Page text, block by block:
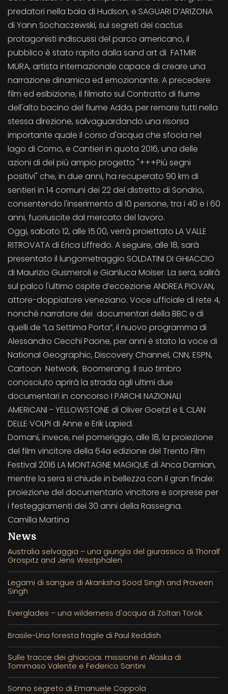
predatori nella baia di Hudson, e SAGUARI D’ARIZONA
di Yann Sochaczewski, sui segreti dei cactus
protagonisti indiscussi del parco americano, il
pubblico è stato rapito dalla sand art di FATMIR
MURA, artista internazionale capace di creare una
narrazione dinamica ed emozionante. A precedere
film ed esibizione, il filmato sul Contratto di fiume
dell'alto bacino del fiume Adda, per remare tutti nella
stessa direzione, salvaguardando una risorsa
importante quale il corso d'acqua che sfocia nel
lago di Como, e Cantieri in quota 2016, una delle
azioni di del più ampio progetto "+++Più segni
positivi" che, in due anni, ha recuperato 90 km di
sentieri in 14 comuni dei 22 del distretto di Sondrio,
consentendo l'inserimento di 10 persone, tra i 40 e i 60
anni, fuoriuscite dal mercato del lavoro.
Oggi, sabato 12, alle 15.00, verrà proiettato LA VALLE
RITROVATA di Erica Liffredo. A seguire, alle 18, sarà
presentato il lungometraggio SOLDATINI DI GHIACCIO
di Maurizio Gusmeroli e Gianluca Moiser. La sera, salirà
sul palco l'ultimo ospite d’eccezione ANDREA PIOVAN,
attore-doppiatore veneziano. Voce ufficiale di rete 4,
nonché narratore dei documentari della BBC e di
quelli de “La Settima Porta”, il nuovo programma di
Alessandro Cecchi Paone, per anni è stato la voce di
National Geographic, Discovery Channel, CNN, ESPN,
Cartoon Network, Boomerang. Il suo timbro
conosciuto aprirà la strada agli ultimi due
documentari in concorso I PARCHI NAZIONALI
AMERICANI - YELLOWSTONE di Oliver Goetzl e IL CLAN
DELLE VOLPI di Anne e Erik Lapied.
Domani, invece, nel pomeriggio, alle 18, la proiezione
del film vincitore della 64a edizione del Trento Film
Festival 2016 LA MONTAGNE MAGIQUE di Anca Damian,
mentre la sera si chiude in bellezza con il gran finale:
proiezione del documentario vincitore e sorprese per
i festeggiamenti dei 30 anni della Rassegna.
Camilla Martina
News
Australia selvaggia – una giungla del giurassico di Thoralf
Grospitz and Jens Westphalen
Legami di sangue di Akanksha Sood Singh and Praveen
Singh
Everglades – una wilderness d'acqua di Zoltan Török
Brasile-Una foresta fragile di Paul Reddish
Sulle tracce dei ghiacciai: missione in Alaska di
Tommaso Valente e Federico Santini
Sonno segreto di Emanuele Coppola